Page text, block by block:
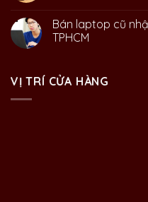
Bán laptop cũ
TPHCM
VỊ TRÍ CỬA HÀNG